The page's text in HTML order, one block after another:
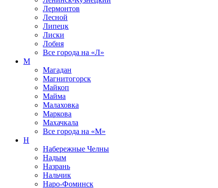
Лермонтов
Лесной
Липецк
Лиски
Лобня
Все города на «Л»
М
Магадан
Магнитогорск
Майкоп
Майма
Малаховка
Маркова
Махачкала
Все города на «М»
Н
Набережные Челны
Надым
Назрань
Нальчик
Наро-Фоминск